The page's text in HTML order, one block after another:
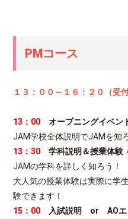
PMコース
１３：００～１６：２０（受
13：00 オープニングイベン
JAM学校全体説明でJAMを知
13：30 学科説明＆授業体験
JAMの学科を詳しく知ろう！
大人気の授業体験は実際に学
験できます！
15：00 入試説明 or AOエ